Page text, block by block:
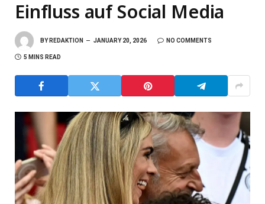
Einfluss auf Social Media
BY REDAKTION JANUARY 20, 2026 NO COMMENTS
5 MINS READ